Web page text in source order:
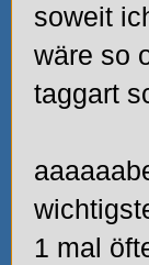
soweit
wäre so
taggart
1 mal